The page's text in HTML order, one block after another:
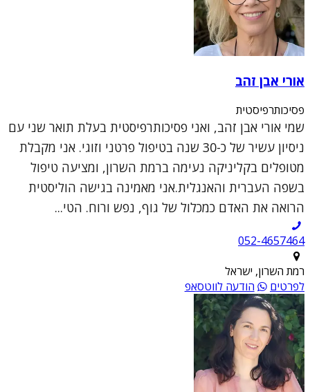
אורי אבן זהב
פסיכותרפיסטית
שמי אורי אבן זהב, ואני פסיכותרפיסטית בעלת תואר שני עם
ניסיון עשיר של כ-30 שנה בטיפול פרטני וזוגי. אני מקבלת
מטופלים בקליניקה נעימה ברמת השרון, ומציעה טיפול
בשפה העברית והאנגלית.אני מאמינה בגישה הוליסטית
הרואה את האדם כמכלול של גוף, נפש ורוח. הטי...
052-4657464
רמת השרון, ישראל
לפרטים
הודעה לווטסאפ